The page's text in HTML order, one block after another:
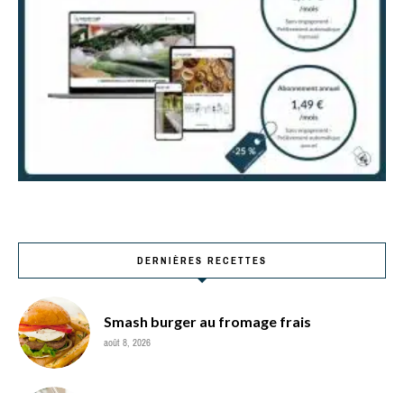
DERNIÈRES RECETTES
Smash burger au fromage frais
août 8, 2026